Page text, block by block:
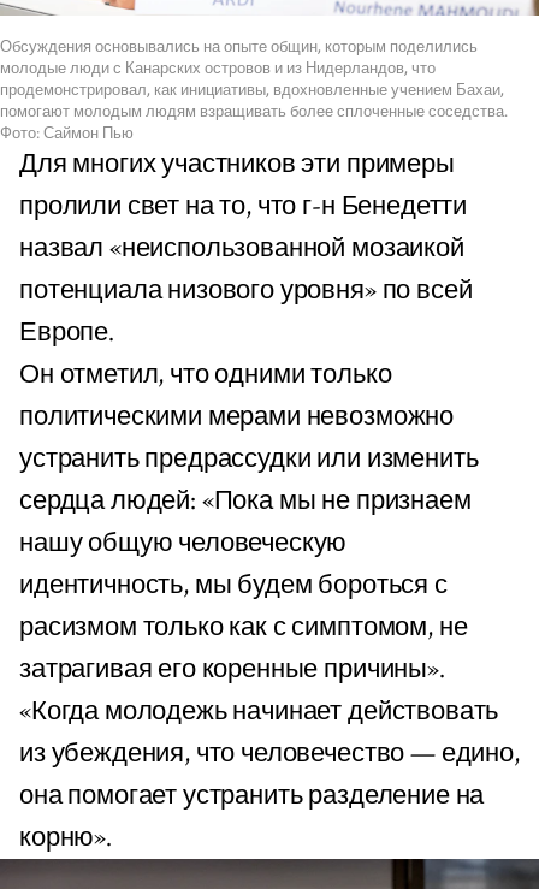
Обсуждения основывались на опыте общин, которым поделились
молодые люди с Канарских островов и из Нидерландов, что
продемонстрировал, как инициативы, вдохновленные учением Бахаи,
помогают молодым людям взращивать более сплоченные соседства.
Фото: Саймон Пью
Для многих участников эти примеры
пролили свет на то, что г-н Бенедетти
назвал «неиспользованной мозаикой
потенциала низового уровня» по всей
Европе.
Он отметил, что одними только
политическими мерами невозможно
устранить предрассудки или изменить
сердца людей: «Пока мы не признаем
нашу общую человеческую
идентичность, мы будем бороться с
расизмом только как с симптомом, не
затрагивая его коренные причины».
«Когда молодежь начинает действовать
из убеждения, что человечество — едино,
она помогает устранить разделение на
корню».